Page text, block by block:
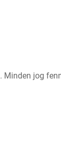
Minden jog